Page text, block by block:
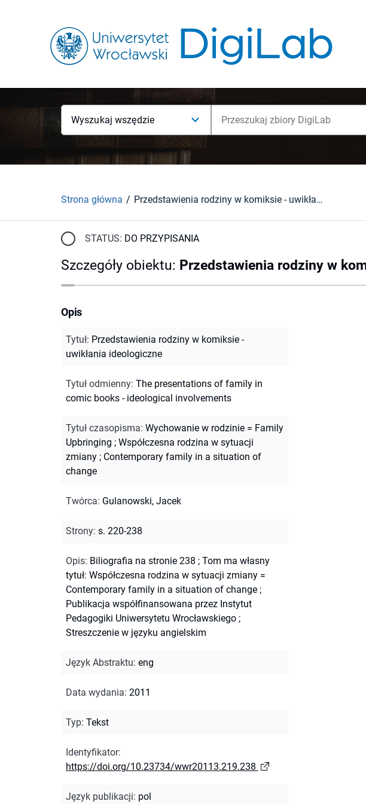
Wyszukaj wszędzie
Strona główna Przedstawienia rodziny w komiksie - uwikłania ideologiczne
STATUS: DO PRZYPISANIA
Szczegóły obiektu: Przedstawienia rodziny w
Opis
Tytuł: Przedstawienia rodziny w komiksie -
uwikłania ideologiczne
Tytuł odmienny: The presentations of family in
comic books - ideological involvements
Tytuł czasopisma: Wychowanie w rodzinie = Family
Upbringing ; Współczesna rodzina w sytuacji
zmiany ; Contemporary family in a situation of
change
Twórca: Gulanowski, Jacek
Strony: s. 220-238
Opis: Biliografia na stronie 238 ; Tom ma własny
tytuł: Współczesna rodzina w sytuacji zmiany =
Contemporary family in a situation of change ;
Publikacja współfinansowana przez Instytut
Pedagogiki Uniwersytetu Wrocławskiego ;
Streszczenie w języku angielskim
Język Abstraktu: eng
Data wydania: 2011
Typ: Tekst
Identyfikator:
https://doi.org/10.23734/wwr20113.219.238
Język publikacji: pol